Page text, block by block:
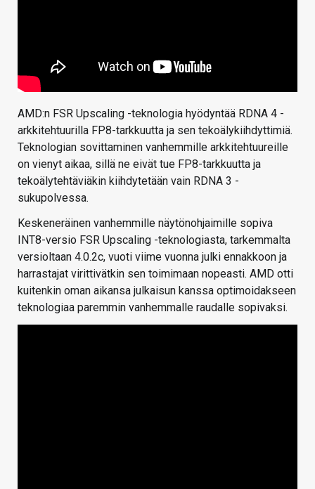
AMD:n FSR Upscaling -teknologia hyödyntää RDNA 4 -
arkkitehtuurilla FP8-tarkkuutta ja sen tekoälykiihdyttimiä.
Teknologian sovittaminen vanhemmille arkkitehtuureille
on vienyt aikaa, sillä ne eivät tue FP8-tarkkuutta ja
tekoälytehtäviäkin kiihdytetään vain RDNA 3 -
sukupolvessa.
Keskeneräinen vanhemmille näytönohjaimille sopiva
INT8-versio FSR Upscaling -teknologiasta, tarkemmalta
versioltaan 4.0.2c, vuoti viime vuonna julki ennakkoon ja
harrastajat virittivätkin sen toimimaan nopeasti. AMD otti
kuitenkin oman aikansa julkaisun kanssa optimoidakseen
teknologiaa paremmin vanhemmalle raudalle sopivaksi.